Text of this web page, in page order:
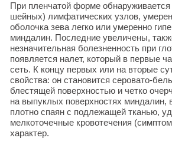
При пленчатой форме
шейных) лимфатических узлов,
оболочка зева легко или умеренно
миндалин. Последние увеличены,
незначительная болезненность при
появляется налет, который в первые
сеть. К концу первых или на вторые
свойства: он становится серовато-
блестящей поверхностью и четко
на выпуклых поверхностях миндалин,
плотно спаян с подлежащей тканью,
мелкоточечные кровотечения
характер.